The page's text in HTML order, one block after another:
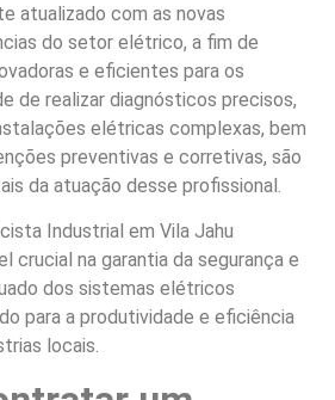
atualizado com as novas
do setor elétrico, a fim de
e eficientes para os
de realizar diagnósticos precisos,
elétricas complexas, bem
preventivas e corretivas, são
da atuação desse profissional.
Industrial em Vila Jahu
crucial na garantia da segurança e
dos sistemas elétricos
para a produtividade e eficiência
locais.